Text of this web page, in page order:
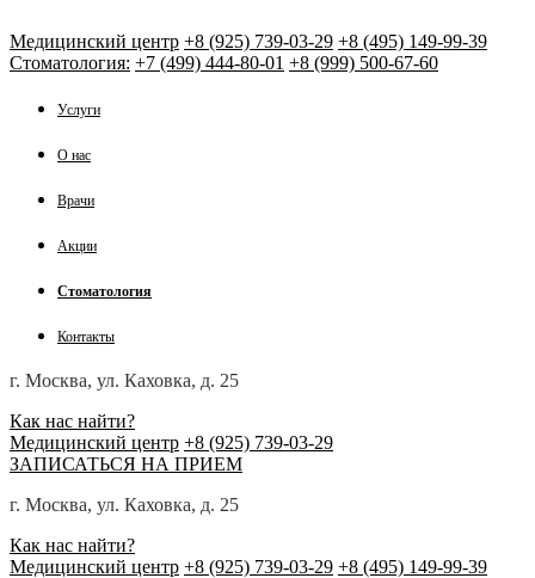
Медицинский центр +8 (925) 739-03-29 +8 (495) 149-99-39
Стоматология: +7 (499) 444-80-01 +8 (999) 500-67-60
Услуги
О нас
Врачи
Акции
Стоматология
Контакты
г. Москва, ул. Каховка, д. 25
Как нас найти?
Медицинский центр +8 (925) 739-03-29
ЗАПИСАТЬСЯ НА ПРИЕМ
г. Москва, ул. Каховка, д. 25
Как нас найти?
Медицинский центр +8 (925) 739-03-29 +8 (495) 149-99-39